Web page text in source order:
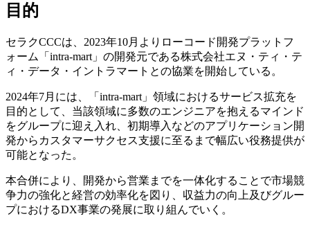
目的
セラクCCCは、2023年10月よりローコード開発プラットフ
ォーム「intra-mart」の開発元である株式会社エヌ・ティ・テ
ィ・データ・イントラマートとの協業を開始している。
2024年7月には、「intra-mart」領域におけるサービス拡充を
目的として、当該領域に多数のエンジニアを抱えるマインド
をグループに迎え入れ、初期導入などのアプリケーション開
発からカスタマーサクセス支援に至るまで幅広い役務提供が
可能となった。
本合併により、開発から営業までを一体化することで市場競
争力の強化と経営の効率化を図り、収益力の向上及びグルー
プにおけるDX事業の発展に取り組んでいく。